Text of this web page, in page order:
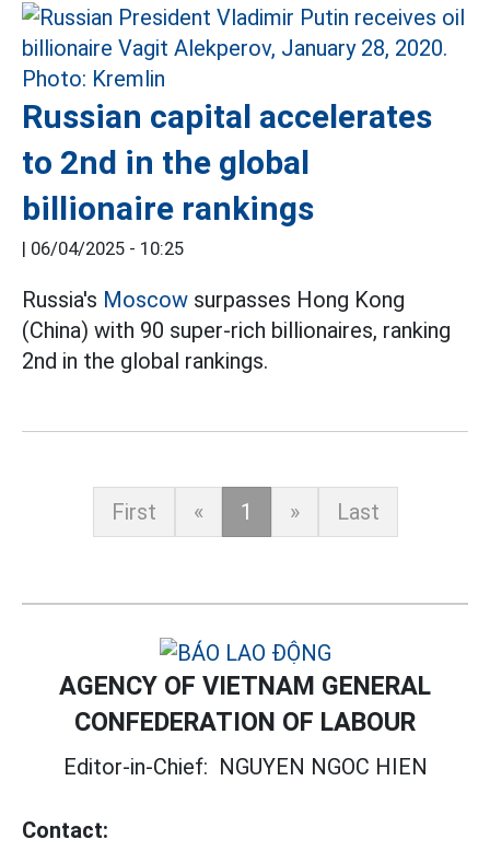
Russian capital accelerates
to 2nd in the global
billionaire rankings
| 06/04/2025 - 10:25
Russia's Moscow surpasses Hong Kong
(China) with 90 super-rich billionaires, ranking
2nd in the global rankings.
First « 1 » Last
AGENCY OF VIETNAM GENERAL
CONFEDERATION OF LABOUR
Editor-in-Chief: NGUYEN NGOC HIEN
Contact: